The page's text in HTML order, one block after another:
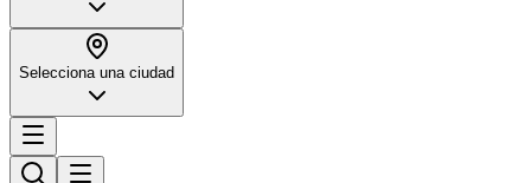
Selecciona una ciudad